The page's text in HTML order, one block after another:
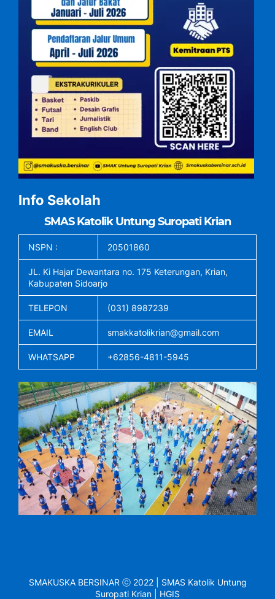
Info Sekolah
SMAS Katolik Untung Suropati Krian
NSPN : 20501860
JL. Ki Hajar Dewantara no. 175 Keterungan, Krian,
Kabupaten Sidoarjo
TELEPON (031) 8987239
EMAIL smakkatolikrian@gmail.com
WHATSAPP +62856-4811-5945
SMAKUSKA BERSINAR ⓒ 2022 | SMAS Katolik Untung
Suropati Krian | HGIS